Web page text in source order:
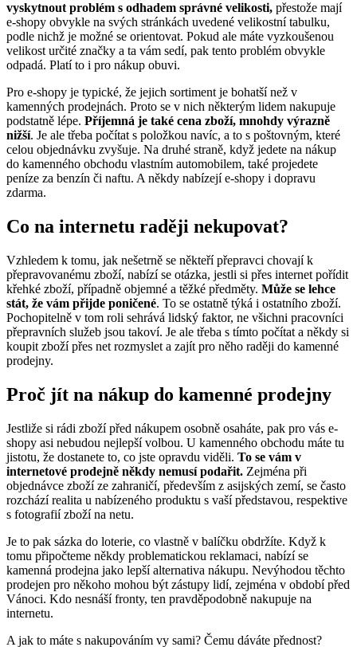
vyskytnout problém s odhadem správné velikosti, přestože mají
e-shopy obvykle na svých stránkách uvedené velikostní tabulku,
podle nichž je možné se orientovat. Pokud ale máte vyzkoušenou
velikost určité značky a ta vám sedí, pak tento problém obvykle
odpadá. Platí to i pro nákup obuvi.
Pro e-shopy je typické, že jejich sortiment je bohatší než v
kamenných prodejnách. Proto se v nich některým lidem nakupuje
podstatně lépe. Příjemná je také cena zboží, mnohdy výrazně
nižší. Je ale třeba počítat s položkou navíc, a to s poštovným, které
celou objednávku zvyšuje. Na druhé straně, když jedete na nákup
do kamenného obchodu vlastním automobilem, také projedete
peníze za benzín či naftu. A někdy nabízejí e-shopy i dopravu
zdarma.
Co na internetu raději nekupovat?
Vzhledem k tomu, jak nešetrně se někteří přepravci chovají k
přepravovanému zboží, nabízí se otázka, jestli si přes internet pořídit
křehké zboží, případně objemné a těžké předměty. Může se lehce
stát, že vám přijde poničené. To se ostatně týká i ostatního zboží.
Pochopitelně v tom roli sehrává lidský faktor, ne všichni pracovníci
přepravních služeb jsou takoví. Je ale třeba s tímto počítat a někdy si
koupit zboží přes net rozmyslet a zajít pro něho raději do kamenné
prodejny.
Proč jít na nákup do kamenné prodejny
Jestliže si rádi zboží před nákupem osobně osaháte, pak pro vás e-
shopy asi nebudou nejlepší volbou. U kamenného obchodu máte tu
jistotu, že dostanete to, co jste opravdu viděli. To se vám v
internetové prodejně někdy nemusí podařit. Zejména při
objednávce zboží ze zahraničí, především z asijských zemí, se často
rozchází realita u nabízeného produktu s vaší představou, respektive
s fotografií zboží na netu.
Je to pak sázka do loterie, co vlastně v balíčku obdržíte. Když k
tomu připočteme někdy problematickou reklamaci, nabízí se
kamenná prodejna jako lepší alternativa nákupu. Nevýhodou těchto
prodejen pro někoho mohou být zástupy lidí, zejména v období před
Vánoci. Kdo nesnáší fronty, ten pravděpodobně nakupuje na
internetu.
A jak to máte s nakupováním vy sami? Čemu dáváte přednost?